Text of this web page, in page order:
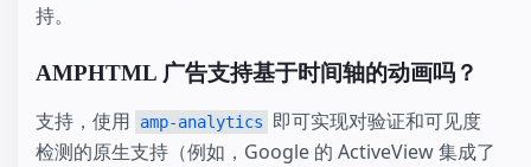
持。
AMPHTML 广告支持基于时间轴的动画吗？
支持，使用 amp-analytics
即可实现对验证和可见度
检测的原生支持（例如，Google 的 ActiveView 集成了